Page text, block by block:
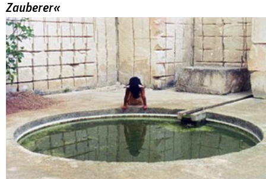
Zauberer«